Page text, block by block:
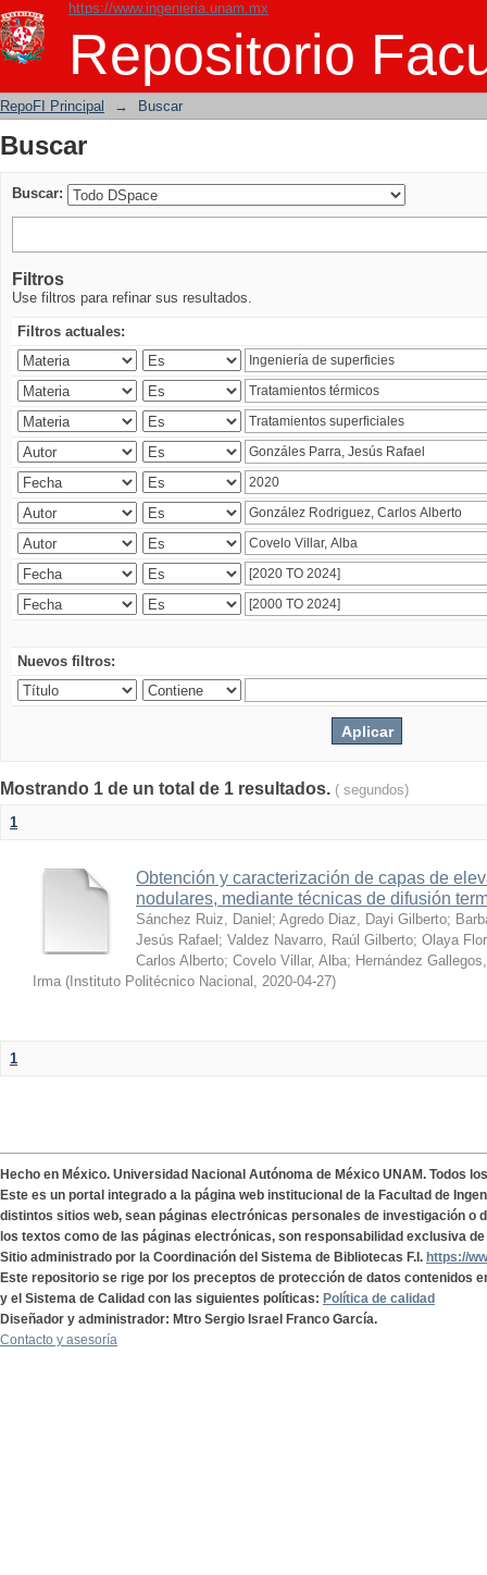
https://www.ingenieria.unam.mx
Repositorio
Buscar
RepoFI Principal → Buscar
Buscar
Buscar:
Filtros
Use filtros para refinar sus resultados.
Filtros actuales:
Nuevos filtros:
Mostrando 1 de un total de 1 resultados. ( segundos)
1
Obtención y caracterización de capas de
nodulares, mediante técnicas de difusión
Sánchez Ruiz, Daniel ; Agredo Diaz, Dayi Gilberto;
Jesús Rafael ; Valdez Navarro, Raúl Gilberto; Olaya
Carlos Alberto; Covelo Villar, Alba; Hernández
Irma ( Instituto Politécnico Nacional , 2020-04-27)
1
Hecho en México. Universidad Nacional Autónoma de México UNAM. Todos
Este es un portal integrado a la página web institucional de la Facultad de
distintos sitios web, sean páginas electrónicas personales de investigación o
los textos como de las páginas electrónicas, son responsabilidad exclusiva
Sitio administrado por la Coordinación del Sistema de Bibliotecas F.I. https://
Este repositorio se rige por los preceptos de protección de datos contenidos
y el Sistema de Calidad con las siguientes políticas: Política de calidad
Diseñador y administrador: Mtro Sergio Israel Franco García.
Contacto y asesoría